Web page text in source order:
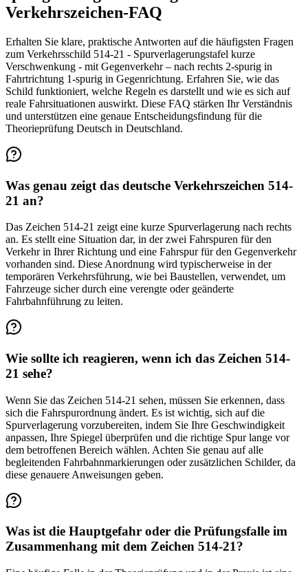
Verkehrszeichen-FAQ
Erhalten Sie klare, praktische Antworten auf die häufigsten Fragen
zum Verkehrsschild 514-21 - Spurverlagerungstafel kurze
Verschwenkung - mit Gegenverkehr – nach rechts 2-spurig in
Fahrtrichtung 1-spurig in Gegenrichtung. Erfahren Sie, wie das
Schild funktioniert, welche Regeln es darstellt und wie es sich auf
reale Fahrsituationen auswirkt. Diese FAQ stärken Ihr Verständnis
und unterstützen eine genaue Entscheidungsfindung für die
Theorieprüfung Deutsch in Deutschland.
Was genau zeigt das deutsche Verkehrszeichen 514-
21 an?
Das Zeichen 514-21 zeigt eine kurze Spurverlagerung nach rechts
an. Es stellt eine Situation dar, in der zwei Fahrspuren für den
Verkehr in Ihrer Richtung und eine Fahrspur für den Gegenverkehr
vorhanden sind. Diese Anordnung wird typischerweise in der
temporären Verkehrsführung, wie bei Baustellen, verwendet, um
Fahrzeuge sicher durch eine verengte oder geänderte
Fahrbahnführung zu leiten.
Wie sollte ich reagieren, wenn ich das Zeichen 514-
21 sehe?
Wenn Sie das Zeichen 514-21 sehen, müssen Sie erkennen, dass
sich die Fahrspurordnung ändert. Es ist wichtig, sich auf die
Spurverlagerung vorzubereiten, indem Sie Ihre Geschwindigkeit
anpassen, Ihre Spiegel überprüfen und die richtige Spur lange vor
dem betroffenen Bereich wählen. Achten Sie genau auf alle
begleitenden Fahrbahnmarkierungen oder zusätzlichen Schilder, da
diese genauere Anweisungen geben.
Was ist die Hauptgefahr oder die Prüfungsfalle im
Zusammenhang mit dem Zeichen 514-21?